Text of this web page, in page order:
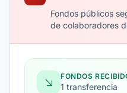
Fondos públicos
de colaboradores
FONDOS
1 transferencia